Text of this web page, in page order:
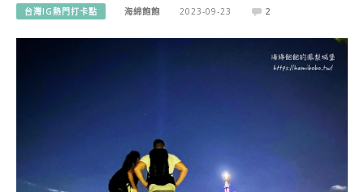
台灣IG熱門打卡點 海綿飽飽 2023-09-23 2